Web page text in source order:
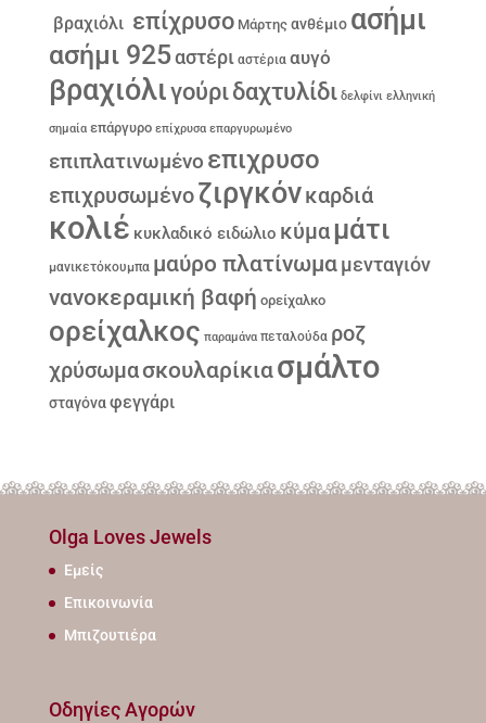
βραχιόλι επίχρυσο Μάρτης ανθέμιο ασήμι
ασήμι 925αστέρι αστέρια αυγό
βραχιόλιγούριδαχτυλίδι δελφίνι ελληνική
σημαία επάργυρο επίχρυσα επαργυρωμένο
επιπλατινωμένο επιχρυσο
επιχρυσωμένοζιργκόνκαρδιά
κολιέ κυκλαδικό ειδώλιο κύμα μάτι
μανικετόκουμπα μαύρο πλατίνωμα μενταγιόν
νανοκεραμική βαφή ορείχαλκο
ορείχαλκος παραμάνα πεταλούδα ροζ
χρύσωμασκουλαρίκιασμάλτο
σταγόνα φεγγάρι
Olga Loves Jewels
Εμείς
Επικοινωνία
Μπιζουτιέρα
Οδηγίες Αγορών